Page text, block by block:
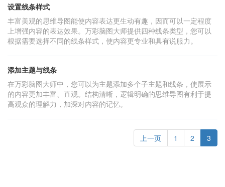
设置线条样式
丰富美观的思维导图能使内容表达更生动有趣，因而可以一定程度
上增强内容的表达效果。万彩脑图大师提供四种线条类型，您可以
根据需要选择不同的线条样式，使内容更专业和具有说服力。
添加主题与线条
在万彩脑图大师中，您可以为主题添加多个子主题和线条，使展示
的内容更加丰富、直观。结构清晰，逻辑明确的思维导图有利于提
高观众的理解力，加深对内容的记忆。
上一页 1 2 3